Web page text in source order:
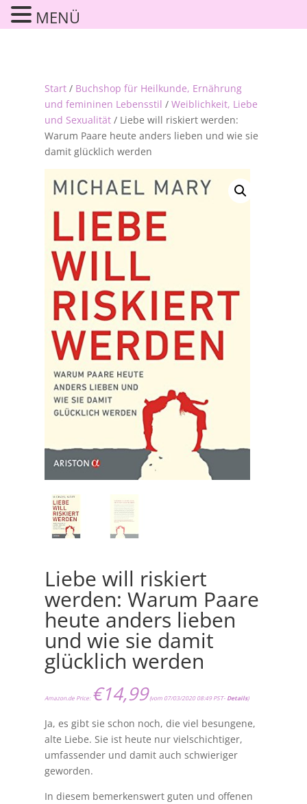
Start/ Buchshop für Heilkunde, Ernährung
und femininen Lebensstil / Weiblichkeit, Liebe
und Sexualität/ Liebe will riskiert werden:
Warum Paare heute anders lieben und wie sie
damit glücklich werden
Liebe will riskiert
werden: Warum Paare
heute anders lieben
und wie sie damit
glücklich werden
Amazon.de Price: €14,99(vom 07/03/2020 08:49 PST- Details)
Ja, es gibt sie schon noch, die viel besungene,
alte Liebe. Sie ist heute nur vielschichtiger,
umfassender und damit auch schwieriger
geworden.
In diesem bemerkenswert guten und offenen
MENÜ